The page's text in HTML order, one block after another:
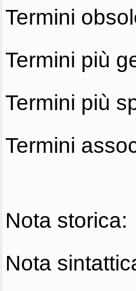
Termini
Termini più
Termini più
Termini
Nota storica:
Nota